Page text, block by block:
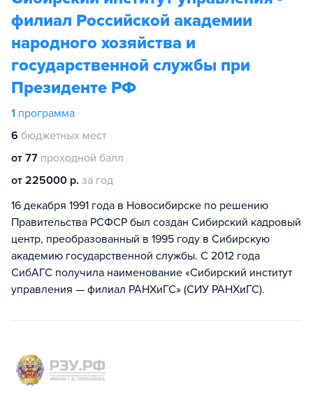
филиал Российской академии
народного хозяйства и
государственной службы при
Президенте РФ
1 программа
6 бюджетных мест
от 77 проходной балл
от 225000 р. за год
16 декабря 1991 года в Новосибирске по решению
Правительства РСФСР был создан Сибирский кадровый
центр, преобразованный в 1995 году в Сибирскую
академию государственной службы. С 2012 года
СибАГС получила наименование «Сибирский институт
управления — филиал РАНХиГС» (СИУ РАНХиГС).